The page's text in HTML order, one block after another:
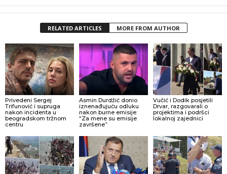
RELATED ARTICLES MORE FROM AUTHOR
Privedeni Sergej
Trifunović i supruga
nakon incidenta u
beogradskom tržnom
centru
Asmin Durdžić donio
iznenađujuću odluku
nakon burne emisije:
“Za mene su emisije
završene”
Vučić i Dodik posjetili
Drvar, razgovarali o
projektima i podršci
lokalnoj zajednici